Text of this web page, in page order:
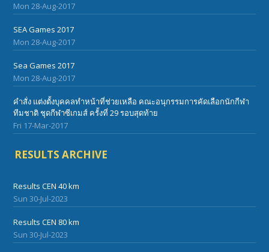
Mon 28-Aug-2017
SEA Games 2017
Mon 28-Aug-2017
Sea Games 2017
Mon 28-Aug-2017
คำสั่ง แต่งตั้งบุคคลทำหน้าที่ช่วยเหลือ คณะอนุกรรมการคัดเลือกนักกีฬา
ทีมชาติ ชุดกีฬาซีเกมส์ ครั้งที่ 29 รอบสุดท้าย
Fri 17-Mar-2017
RESULTS ARCHIVE
Results CEN 40 km
Sun 30-Jul-2023
Results CEN 80 km
Sun 30-Jul-2023